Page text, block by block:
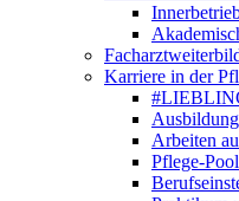
Karriere in der
Arbeiten
Pflege-